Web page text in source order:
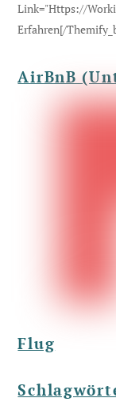
Link="https://
Erfahren[/
AirBnB
Flug